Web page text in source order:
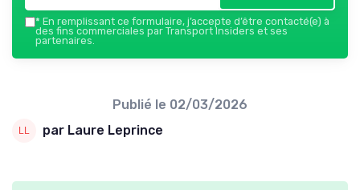
* En remplissant ce formulaire, j’accepte d’être contacté(e) à
des fins commerciales par Transport Insiders et ses
partenaires.
Publié le 02/03/2026
par Laure Leprince